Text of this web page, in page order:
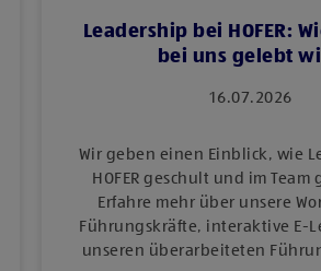
Leadership bei HOFER:
bei uns gelebt
16.07.2026
Wir geben einen Einblick, wie
HOFER geschult und im
Erfahre mehr über unsere
Führungskräfte, interaktive
unseren überarbeiteten